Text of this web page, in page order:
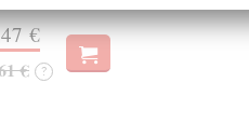
€
€ ?